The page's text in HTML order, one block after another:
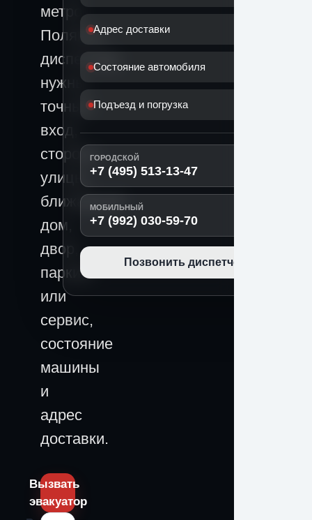
метро
Полянка,
диспетчеру
нужны
точный
вход,
сторона
улицы,
ближайший
дом,
двор,
паркинг
или
сервис,
состояние
машины
и
адрес
доставки.
Вызвать
эвакуатор
Адрес доставки
Состояние автомобиля
Подъезд и погрузка
ГОРОДСКОЙ
+7 (495) 513-13-47
МОБИЛЬНЫЙ
+7 (992) 030-59-70
Позвонить диспетчеру